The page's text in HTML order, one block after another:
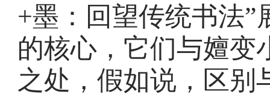
+墨：回望传统书法
的核心，它们与嬗变
之处，假如说，区